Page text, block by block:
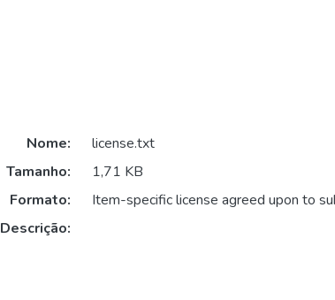
Nome:
license.txt
Tamanho:
1,71 KB
Formato:
Item-specific license agreed upon to
Descrição: